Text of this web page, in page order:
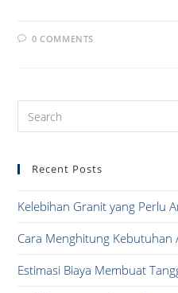
0 COMMENTS
Recent Posts
Kelebihan Granit yang Perlu
Cara Menghitung Kebutuhan
Estimasi Biaya Membuat